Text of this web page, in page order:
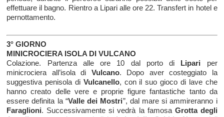
effettuare il bagno. Rientro a Lipari alle ore 22. Transfert in hotel e
pernottamento.
3° GIORNO
MINICROCIERA ISOLA DI VULCANO
Colazione. Partenza alle ore 10 dal porto di Lipari per
minicrociera all’isola di Vulcano. Dopo aver costeggiato la
suggestiva penisola di Vulcanello, con il suo gioco di lave che
hanno creato delle vere e proprie figure fantastiche tanto da
essere definita la “Valle dei Mostri”, dal mare si ammireranno i
Faraglioni. Successivamente si vedrà la famosa Grotta degli